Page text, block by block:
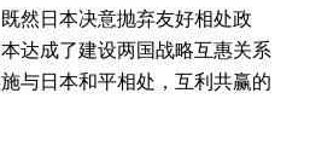
然日本决意抛弃友好相处政
达成了建设两国战略互惠关系
与日本和平相处，互利共赢的